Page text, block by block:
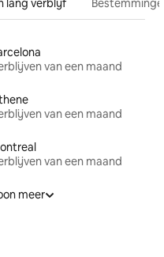
lang verblijf
van een maand
van een maand
van een maand
meer